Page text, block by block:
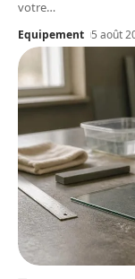
votre…
Equipement 5 août